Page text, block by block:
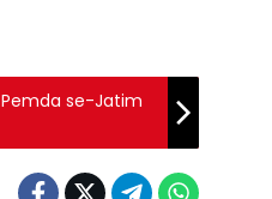
Pemda se-Jatim